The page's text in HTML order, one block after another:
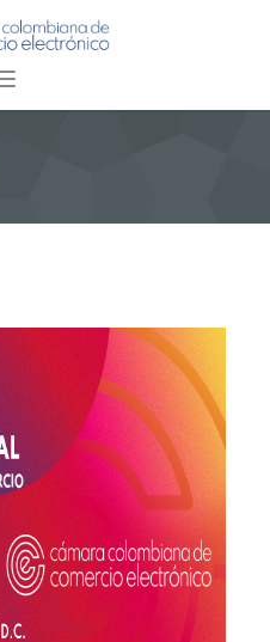
Toggle navigation